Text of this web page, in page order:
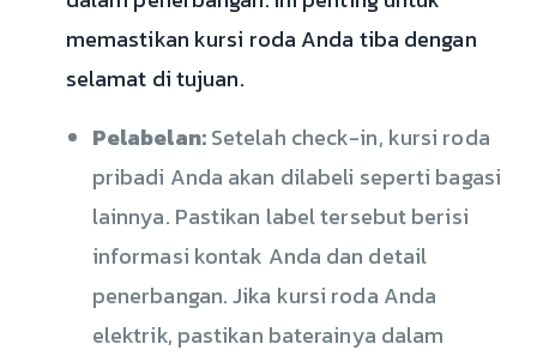
memastikan kursi roda Anda tiba dengan
selamat di tujuan.
Pelabelan:Setelah check-in, kursi roda
pribadi Anda akan dilabeli seperti bagasi
lainnya. Pastikan label tersebut berisi
informasi kontak Anda dan detail
penerbangan. Jika kursi roda Anda
elektrik, pastikan baterainya dalam